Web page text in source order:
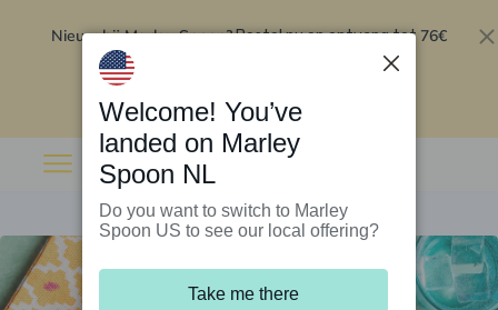
Nieuw bij Marley Spoon?Bestel nu en ontvang tot 76€
Welcome! You’ve
landed on Marley
Spoon NL
Do you want to switch to Marley
Spoon US to see our local offering?
Take me there